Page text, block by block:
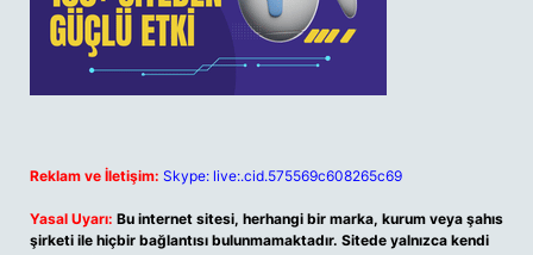
Reklam ve İletişim: Skype: live:.cid.575569c608265c69
Yasal Uyarı: Bu internet sitesi, herhangi bir marka, kurum veya şahıs
şirketi ile hiçbir bağlantısı bulunmamaktadır. Sitede yalnızca kendi